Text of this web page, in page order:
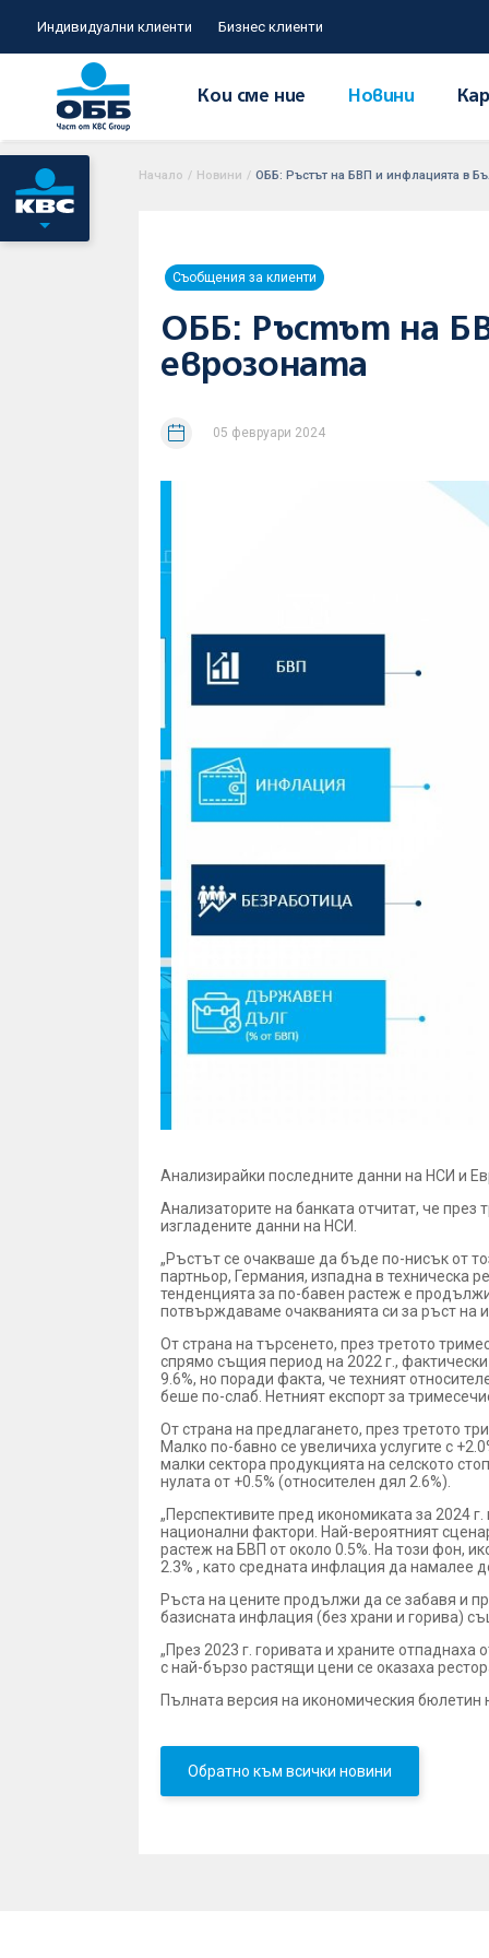
Индивидуални клиенти Бизнес клиенти
Кои сме ние Новини
Начало / Новини / ОББ: Ръстът на БВП и инфлацията в
Съобщения за клиенти
ОББ: Ръстът на
еврозоната
05 февруари 2024
Анализирайки последните данни на НСИ и
Анализаторите на банката отчитат, че през
изгладените данни на НСИ.
„Ръстът се очакваше да бъде по-нисък от
партньор, Германия, изпадна в техническа
тенденцията за по-бавен растеж е
потвърждаваме очакванията си за ръст на
От страна на търсенето, през третото
спрямо същия период на 2022 г.,
9.6%, но поради факта, че техният
беше по-слаб. Нетният експорт за
От страна на предлагането, през третото
Малко по-бавно се увеличиха услугите с
малки сектора продукцията на селското
нулата от +0.5% (относителен дял 2.6%).
„Перспективите пред икономиката за 2024
национални фактори. Най-вероятният
растеж на БВП от около 0.5%. На този фон,
2.3% , като средната инфлация да намалее
Ръста на цените продължи да се забавя и
базисната инфлация (без храни и горива)
„През 2023 г. горивата и храните
с най-бързо растящи цени се оказаха
Пълната версия на икономическия
Обратно към всички новини